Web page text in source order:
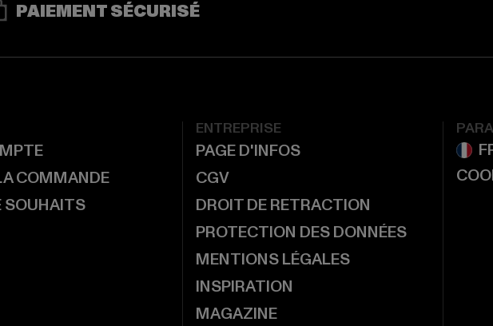
PAIEMENT SÉCURISÉ
COMMANDE
SOUHAITS
ENTREPRISE
PAGE D'INFOS
CGV
DROIT DE RETRACTION
PROTECTION DES DONNÉES
MENTIONS LÉGALES
INSPIRATION
MAGAZINE